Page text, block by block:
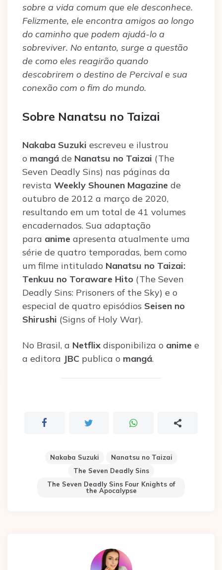
sobre a vida comum que ele desconhece.
Felizmente, ele encontra amigos ao longo
do caminho que podem ajudá-lo a
sobreviver. No entanto, surge a questão
de como eles reagirão quando
descobrirem o destino de Percival e sua
conexão com o fim do mundo.
Sobre Nanatsu no Taizai
Nakaba Suzuki escreveu e ilustrou
o mangá de Nanatsu no Taizai (The
Seven Deadly Sins) nas páginas da
revista Weekly Shounen Magazine de
outubro de 2012 a março de 2020,
resultando em um total de 41 volumes
encadernados. Sua adaptação
para anime apresenta atualmente uma
série de quatro temporadas, bem como
um filme intitulado Nanatsu no Taizai:
Tenkuu no Toraware Hito (The Seven
Deadly Sins: Prisoners of the Sky) e o
especial de quatro episódios Seisen no
Shirushi (Signs of Holy War).
No Brasil, a Netflix disponibiliza o anime e
a editora JBC publica o mangá.
Nakaba Suzuki
Nanatsu no Taizai
The Seven Deadly Sins
The Seven Deadly Sins Four Knights of
the Apocalypse